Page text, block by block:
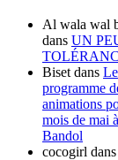
Al wala wal
dans UN
Biset dans Le
programme
animations
mois de mai à
Bandol
cocogirl dans